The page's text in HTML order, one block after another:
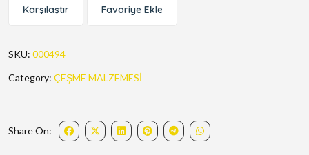
Karşılaştır Favoriye Ekle
SKU: 000494
Category: ÇEŞME MALZEMESİ
Share On: